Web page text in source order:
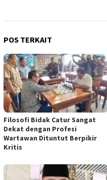
POS TERKAIT
Filosofi Bidak Catur Sangat
Dekat dengan Profesi
Wartawan Dituntut Berpikir
Kritis